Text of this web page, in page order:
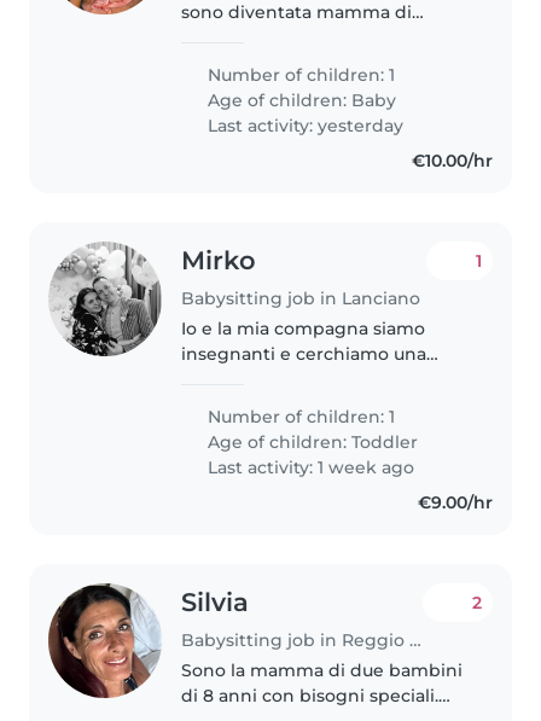
sono diventata mamma di
tranquilla. Ad ottobre vorrei
tornare a lavoro part time quindi
cerco una persona dinamica,
Number of children: 1
Age of children: Baby
Last activity: yesterday
€10.00/hr
Mirko
Babysitting job in Lanciano
1
Io e la mia compagna siamo
insegnanti e cerchiamo una
empatica e adeguatamente
formata per il nostro bimbo
Number of children: 1
Age of children:Toddler
Last activity: 1 week ago
€9.00/hr
Silvia
Babysitting job in Reggio Emilia
2
Sono la mamma di due bambini
di 8 anni con bisogni speciali.